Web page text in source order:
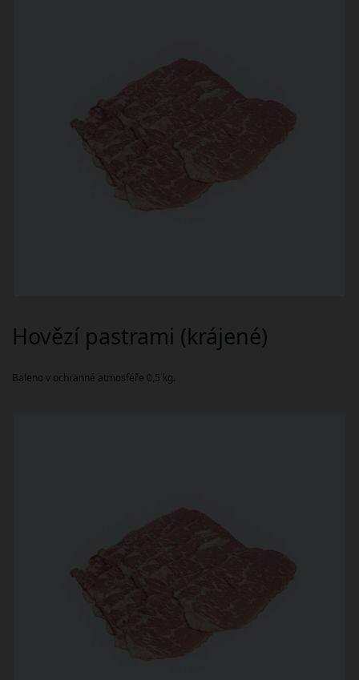
Baleno v ochranné atmosféře 0,5 kg.
Hovězí pastrami (krájené)